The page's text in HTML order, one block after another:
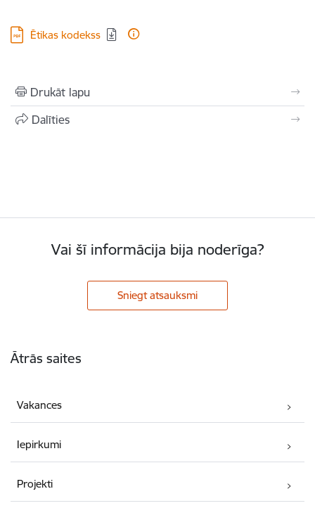
Lejupielādēt:
Ētikas kodekss
Drukāt lapu
Dalīties
Vai šī informācija bija noderīga?
Sniegt atsauksmi
Ātrās saites
Vakances
Iepirkumi
Projekti